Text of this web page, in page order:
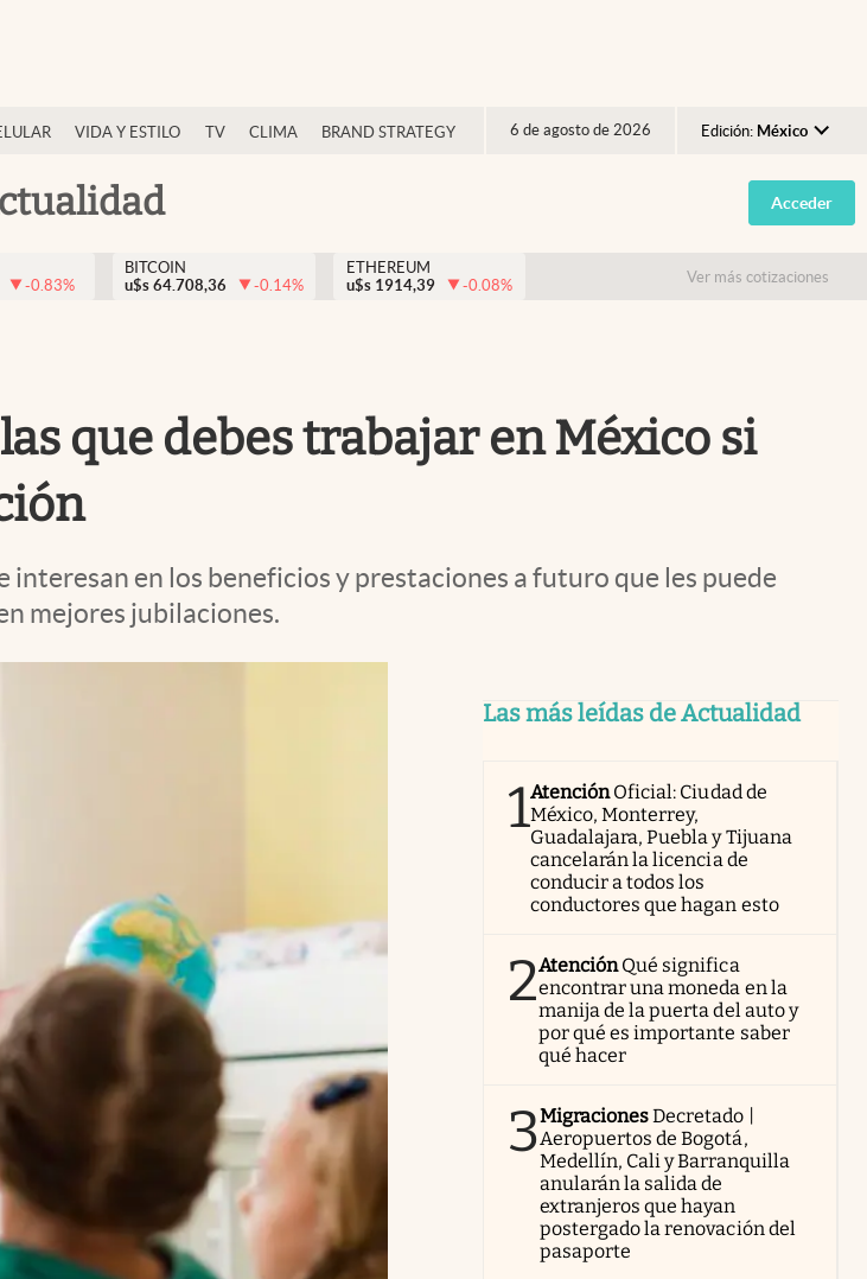
VIDA Y ESTILO TV CLIMA BRAND STRATEGY 6 de agosto de 2026 Edición: México
Argentina
España
USA
Acceder
-0.83%
BITCOIN
u$s 64.708,36 -0.14%
ETHEREUM
u$s 1914,39 -0.08% Ver más cotizaciones
que debes trabajar en México si
interesan en los beneficios y prestaciones a futuro que les puede
mejores jubilaciones.
Las más leídas de Actualidad
1AtenciónOficial: Ciudad de
México, Monterrey,
Guadalajara, Puebla y Tijuana
cancelarán la licencia de
conducir a todos los
conductores que hagan esto
2AtenciónQué significa
encontrar una moneda en la
manija de la puerta del auto y
por qué es importante saber
qué hacer
3MigracionesDecretado |
Aeropuertos de Bogotá,
Medellín, Cali y Barranquilla
anularán la salida de
extranjeros que hayan
postergado la renovación del
pasaporte